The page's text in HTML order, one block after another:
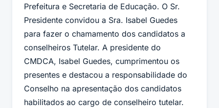
Prefeitura e Secretaria de Educação. O Sr.
Presidente convidou a Sra. Isabel Guedes
para fazer o chamamento dos candidatos a
conselheiros Tutelar. A presidente do
CMDCA, Isabel Guedes, cumprimentou os
presentes e destacou a responsabilidade do
Conselho na apresentação dos candidatos
habilitados ao cargo de conselheiro tutelar.